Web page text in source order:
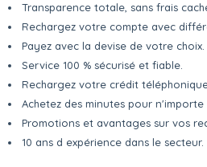
Transparence totale, sans frais
Rechargez votre compte avec
Payez avec la devise de votre choix.
Service 100 % sécurisé et fiable.
Rechargez votre crédit
Achetez des minutes pour n'importe
Promotions et avantages sur vos
10 ans d expérience dans le secteur.